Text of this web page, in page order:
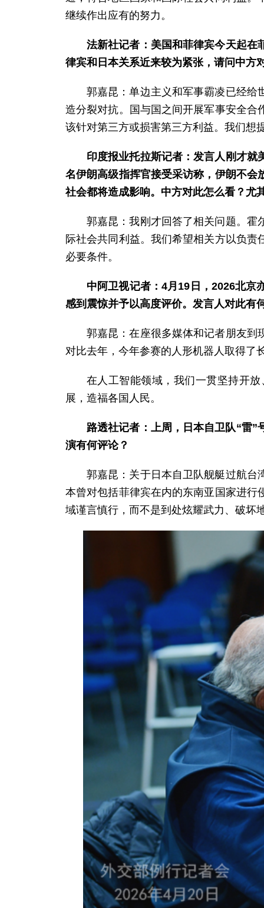
继续作出应有的努力。
法新社记者：美国和菲律宾今天起在
律宾和日本关系近来较为紧张，请问中方
郭嘉昆：单边主义和军事霸凌已经给
造分裂对抗。国与国之间开展军事安全
该针对第三方或损害第三方利益。我们想
印度报业托拉斯记者：发言人刚才就
名伊朗高级指挥官接受采访称，伊朗不
社会都将造成影响。中方对此怎么看？尤
郭嘉昆：我刚才回答了相关问题。霍
际社会共同利益。我们希望相关方以负
必要条件。
中阿卫视记者：4月19日，2026北京
感到震惊并予以高度评价。发言人对此有
郭嘉昆：在座很多媒体和记者朋友到
对比去年，今年参赛的人形机器人取得了
在人工智能领域，我们一贯坚持开
展，造福各国人民。
路透社记者：上周，日本自卫队“雷
演有何评论？
郭嘉昆：关于日本自卫队舰艇过航台
本曾对包括菲律宾在内的东南亚国家进
域谨言慎行，而不是到处炫耀武力、破坏